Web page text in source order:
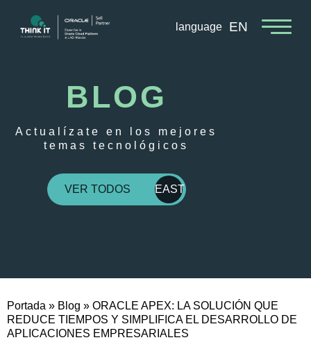
language EN
Portada » Blog » ORACLE APEX: LA SOLUCIÓN QUE
REDUCE TIEMPOS Y SIMPLIFICA EL DESARROLLO DE
APLICACIONES EMPRESARIALES
BLOG
Actualízate en los mejores
temas tecnológicos
VER TODOS EAST